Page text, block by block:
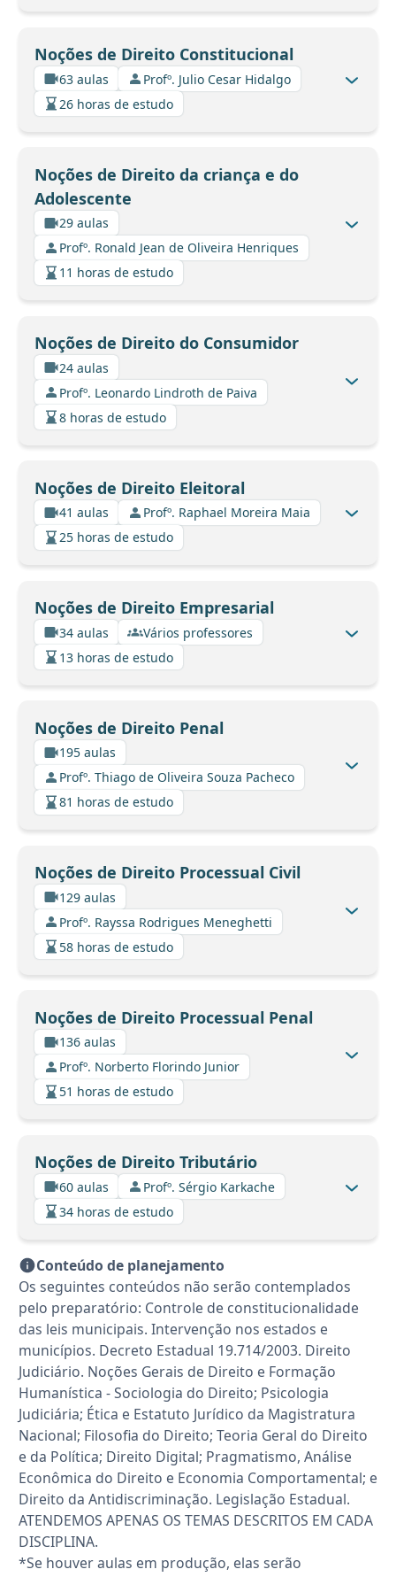
Noções de Direito Constitucional
63 aulas
Profº. Julio Cesar Hidalgo
26 horas de estudo
Noções de Direito da criança e do
Adolescente
29 aulas
Profº. Ronald Jean de Oliveira Henriques
11 horas de estudo
Noções de Direito do Consumidor
24 aulas
Profº. Leonardo Lindroth de Paiva
8 horas de estudo
Noções de Direito Eleitoral
41 aulas
Profº. Raphael Moreira Maia
25 horas de estudo
Noções de Direito Empresarial
34 aulas
Vários professores
13 horas de estudo
Noções de Direito Penal
195 aulas
Profº. Thiago de Oliveira Souza Pacheco
81 horas de estudo
Noções de Direito Processual Civil
129 aulas
Profº. Rayssa Rodrigues Meneghetti
58 horas de estudo
Noções de Direito Processual Penal
136 aulas
Profº. Norberto Florindo Junior
51 horas de estudo
Noções de Direito Tributário
60 aulas
Profº. Sérgio Karkache
34 horas de estudo
Conteúdo de planejamento
Os seguintes conteúdos não serão contemplados
pelo preparatório: Controle de constitucionalidade
das leis municipais. Intervenção nos estados e
municípios. Decreto Estadual 19.714/2003. Direito
Judiciário. Noções Gerais de Direito e Formação
Humanística - Sociologia do Direito; Psicologia
Judiciária; Ética e Estatuto Jurídico da Magistratura
Nacional; Filosofia do Direito; Teoria Geral do Direito
e da Política; Direito Digital; Pragmatismo, Análise
Econômica do Direito e Economia Comportamental; e
Direito da Antidiscriminação. Legislação Estadual.
ATENDEMOS APENAS OS TEMAS DESCRITOS EM CADA
DISCIPLINA.
*Se houver aulas em produção, elas serão